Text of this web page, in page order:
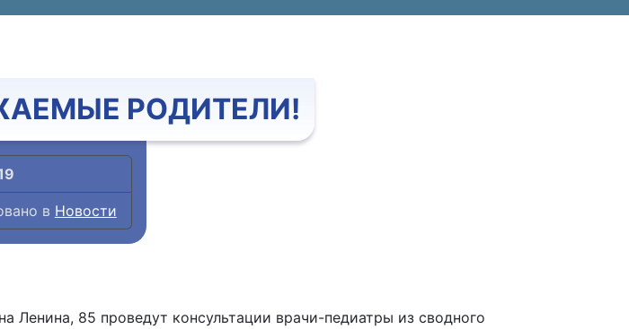
РОДИТЕЛИ!
в Новости
85 проведут консультации врачи-педиатры из сводного